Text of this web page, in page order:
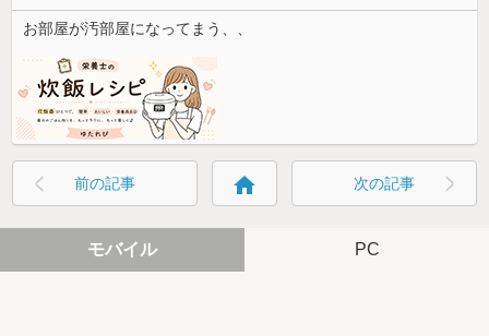
お部屋が汚部屋になってまう、、
前の記事 home 次の記事
モバイル PC